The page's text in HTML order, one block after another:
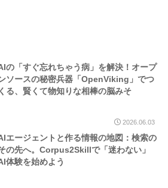
の「すぐ忘れちゃう病」を解決！オープ
ソースの秘密兵器「OpenViking」でつ
くる、賢くて物知りな相棒の脳みそ
2026.06.03
エージェントと作る情報の地図：検索の
の先へ。Corpus2Skillで「迷わない」
体験を始めよう